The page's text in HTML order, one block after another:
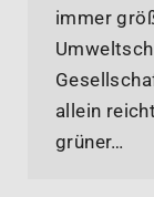
immer
allein
grüner…